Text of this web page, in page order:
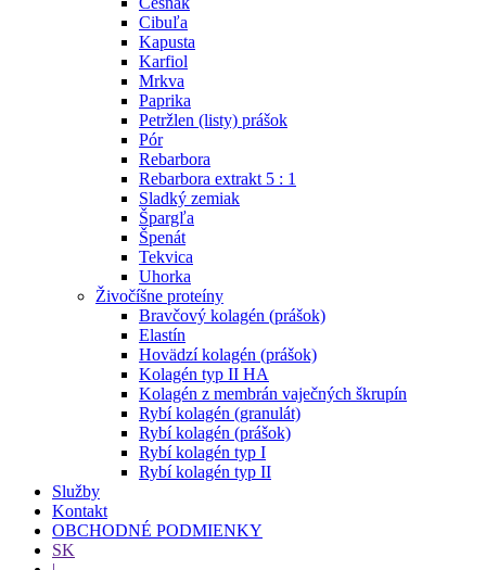
Cibuľa
Kapusta
Karfiol
Mrkva
Paprika
Petržlen (listy) prášok
Pór
Rebarbora
Rebarbora extrakt 5 : 1
Sladký zemiak
Špargľa
Špenát
Tekvica
Uhorka
Živočíšne proteíny
Bravčový kolagén (prášok)
Elastín
Hovädzí kolagén (prášok)
Kolagén typ II HA
Kolagén z membrán vaječných škrupín
Rybí kolagén (granulát)
Rybí kolagén (prášok)
Rybí kolagén typ I
Rybí kolagén typ II
Služby
Kontakt
OBCHODNÉ PODMIENKY
SK